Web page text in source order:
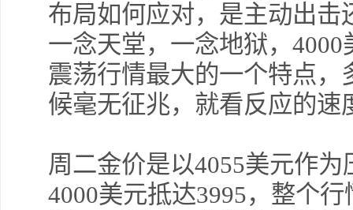
布局如何应对，是主动出击
一念天堂，一念地狱，
震荡行情最大的一个特点
候毫无征兆，就看反应的速
周二金价是以4055美元作
4000美元抵达3995，整个